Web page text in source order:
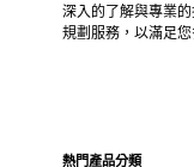
深入的了解與專業
規劃服務，以滿足您
熱門產品分類